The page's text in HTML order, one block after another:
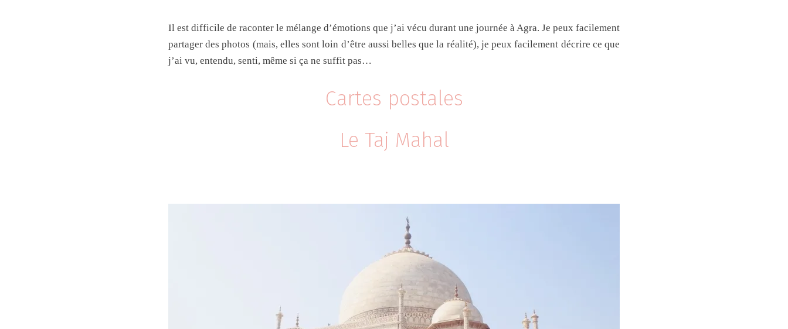
Il est difficile de raconter le mélange d’émotions que j’ai vécu durant une journée à Agra. Je peux facilement
partager des photos (mais, elles sont loin d’être aussi belles que la réalité), je peux facilement décrire ce que
j’ai vu, entendu, senti, même si ça ne suffit pas…
Cartes postales
Le Taj Mahal